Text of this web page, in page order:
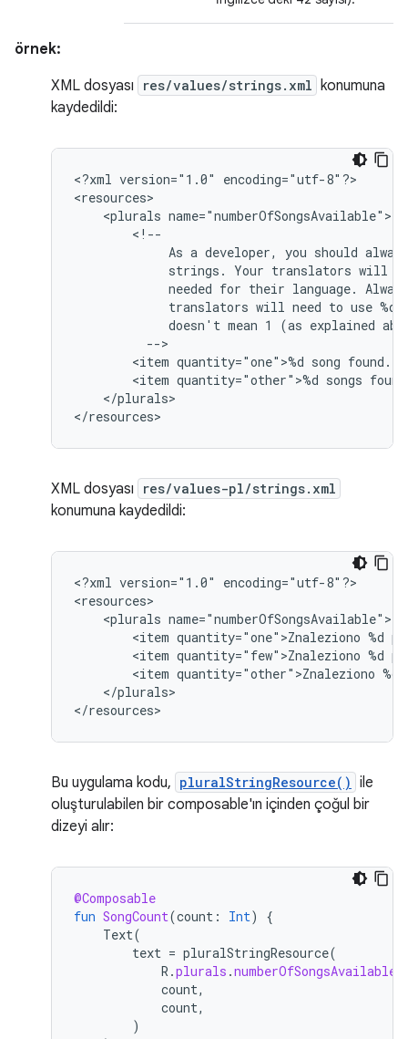
örnek:
XML dosyası
res/values/strings.xml konumuna
kaydedildi:
<?xml version="1.0"
encoding="utf-8"?>
<plurals
As a developer, you should always
strings.
Your translators will
needed for their language. Always
translators will need to use %d
doesn't mean 1 (as explained
<item quantity="one">%d song
<item quantity="other">%d songs
</plurals>
</resources>
XML dosyası res/values-pl/strings.xml
konumuna kaydedildi:
<?xml version="1.0"
encoding="utf-8"?>
<plurals
<item quantity="one">Znaleziono %d
<item quantity="few">Znaleziono %d
<item quantity="other">Znaleziono %d
</plurals>
</resources>
Bu uygulama kodu, pluralStringResource() ile
oluşturulabilen bir composable'ın içinden çoğul bir
dizeyi alır:
@Composable
fun SongCount(count : Int)
{
Text(
text = pluralStringResource(
R .plurals .numberOfSongsAvailable
count,
count,
)